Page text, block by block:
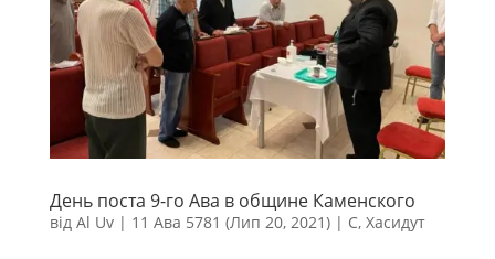
День поста 9-го Ава в общине Каменского
від Al Uv| 11 Ава 5781 (Лип 20, 2021)| С, Хасидут